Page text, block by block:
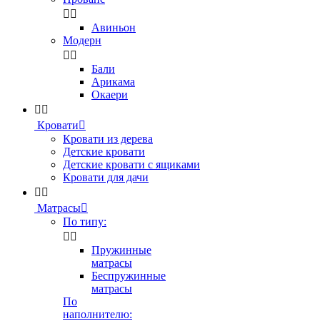
 
Авиньон
Модерн
 
Бали
Арикама
Окаери
 
Кровати
Кровати из дерева
Детские кровати
Детские кровати с ящиками
Кровати для дачи
 
Матрасы
По типу:
 
Пружинные
матрасы
Беспружинные
матрасы
По
наполнителю: